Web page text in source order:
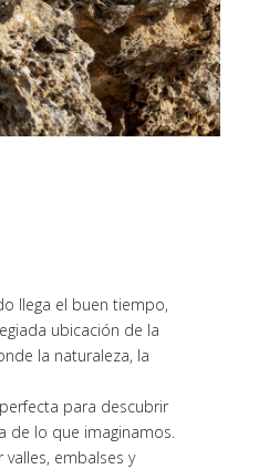
llega el buen tiempo,
ubicación de la
la naturaleza, la
para descubrir
de lo que imaginamos.
embalses y